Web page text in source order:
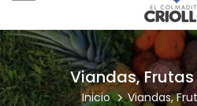
Viandas,
Inicio Viandas,